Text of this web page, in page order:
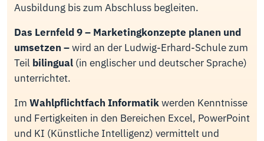
Ausbildung bis zum Abschluss begleiten.
Das Lernfeld 9 – Marketingkonzepte planen und
umsetzen –wird an der Ludwig-Erhard-Schule zum
Teil bilingual (in englischer und deutscher Sprache)
unterrichtet.
Im Wahlpflichtfach Informatikwerden Kenntnisse
und Fertigkeiten in den Bereichen Excel, PowerPoint
und KI (Künstliche Intelligenz) vermittelt und